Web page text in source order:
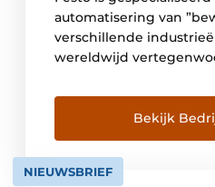
automatisering van
verschillende
wereldwijd
zorgen voor een snelle
levering van
componenten. De
als innovatieve partner
stellen hun
Bekijk
NIEUWSBRIEF